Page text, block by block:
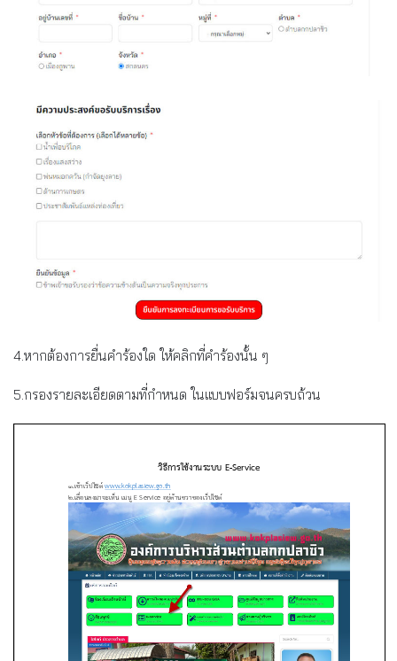
4.หากต้องการยื่นคำร้องใด ให้คลิกที่คำร้องนั้น ๆ
5.กรองรายละเอียดตามที่กำหนด ในแบบฟอร์มจนครบถ้วน